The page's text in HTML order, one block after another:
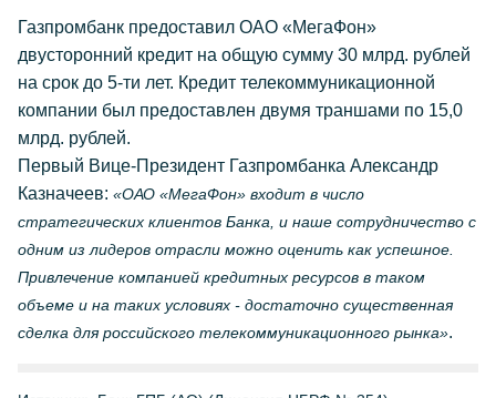
Газпромбанк предоставил ОАО «МегаФон»
двусторонний кредит на общую сумму 30 млрд. рублей
на срок до 5-ти лет. Кредит телекоммуникационной
компании был предоставлен двумя траншами по 15,0
млрд. рублей.
Первый Вице-Президент Газпромбанка Александр
Казначеев: «ОАО «МегаФон» входит в число
стратегических клиентов Банка, и наше сотрудничество с
одним из лидеров отрасли можно оценить как успешное.
Привлечение компанией кредитных ресурсов в таком
объеме и на таких условиях - достаточно существенная
сделка для российского телекоммуникационного рынка».